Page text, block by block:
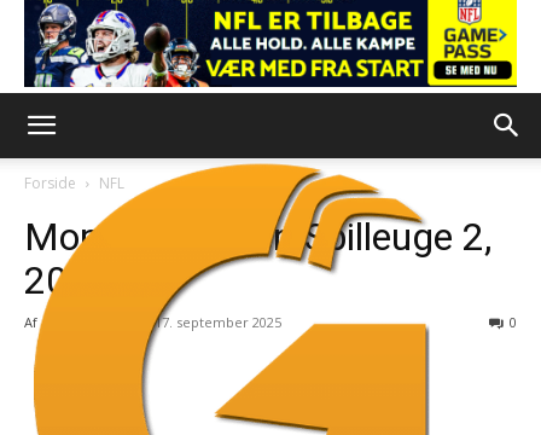
Forside NFL
Momentumeter. Spilleuge 2,
2025
Af Claus Elming 17. september 2025 0